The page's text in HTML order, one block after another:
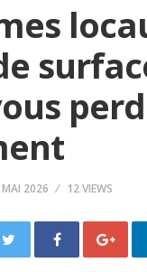
2026 12 VIEWS